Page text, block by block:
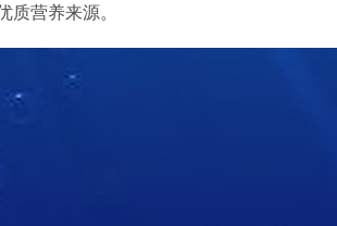
质营养来源。